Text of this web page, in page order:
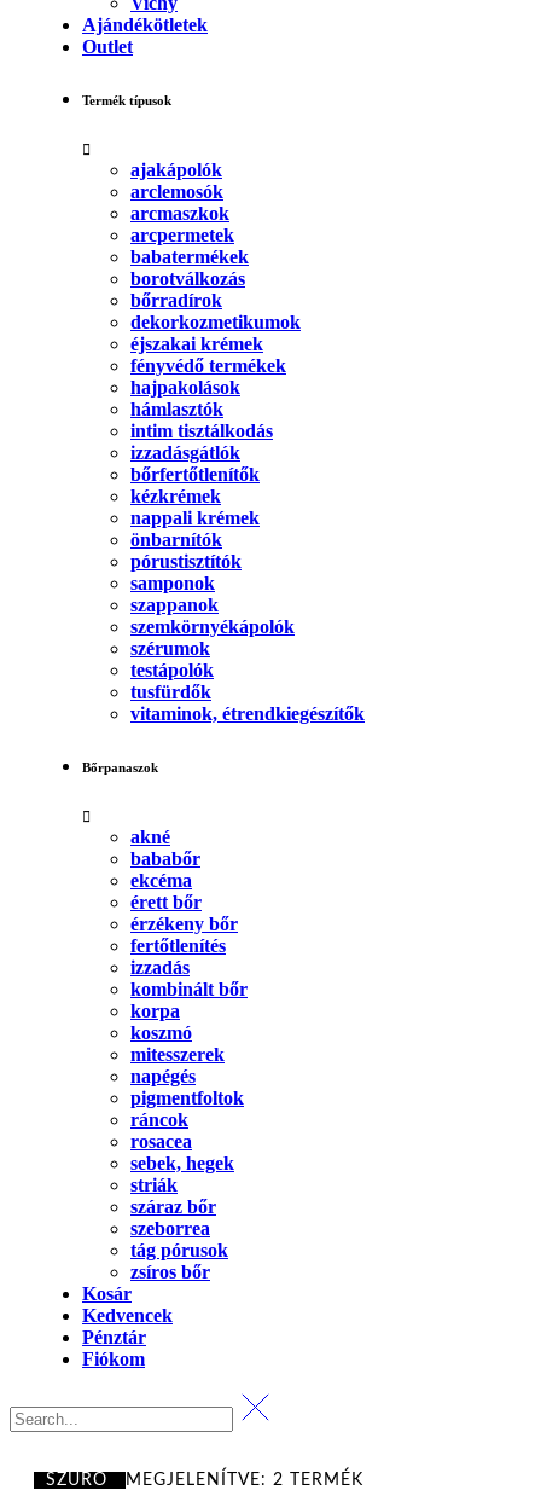
Ajándékötletek
Outlet
Termék típusok
ajakápolók
arclemosók
arcmaszkok
arcpermetek
babatermékek
borotválkozás
bőrradírok
dekorkozmetikumok
éjszakai krémek
fényvédő termékek
hajpakolások
hámlasztók
intim tisztálkodás
izzadásgátlók
bőrfertőtlenítők
kézkrémek
nappali krémek
önbarnítók
pórustisztítók
samponok
szappanok
szemkörnyékápolók
szérumok
testápolók
tusfürdők
vitaminok, étrendkiegészítők
Bőrpanaszok
akné
bababőr
ekcéma
érett bőr
érzékeny bőr
fertőtlenítés
izzadás
kombinált bőr
korpa
koszmó
mitesszerek
napégés
pigmentfoltok
ráncok
rosacea
sebek, hegek
striák
száraz bőr
szeborrea
tág pórusok
zsíros bőr
Kosár
Kedvencek
Pénztár
Fiókom
SZŰRŐ
MEGJELENÍTVE: 2 TERMÉK